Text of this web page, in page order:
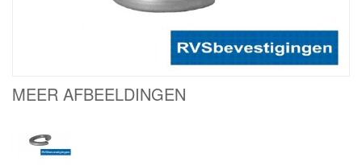
MEER AFBEELDINGEN